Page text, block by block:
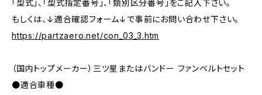
「型式」、「型式指定番号」、「類別区分番号」をご記入下さい。
もしくは、↓適合確認フォーム↓で事前にお問い合わせ下さい。
https://partzaero.net/con_03_3.htm
（国内トップメーカー）三ツ星またはバンドー ファンベルトセット
●適合車種●